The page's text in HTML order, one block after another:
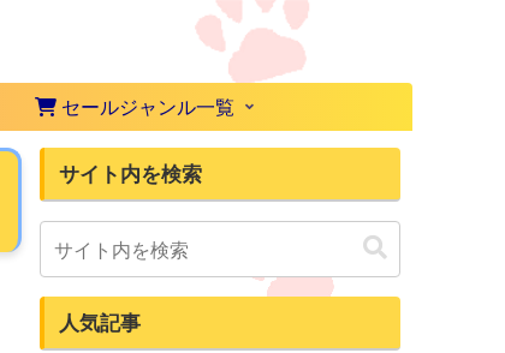
セールジャンル一覧
サイト内を検索
人気記事